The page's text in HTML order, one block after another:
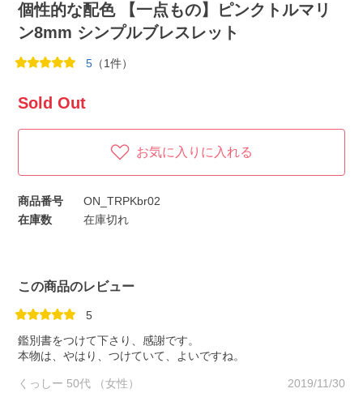
個性的な配色 【一点もの】ピンクトルマリ
ン8mm シンプルブレスレット
5 （1件）
Sold Out
お気に入りに入れる
商品番号
ON_TRPKbr02
在庫数
在庫切れ
この商品のレビュー
5
鑑別書をつけて下さり、感謝です。
本物は、やはり、つけていて、よいですね。
くっしー 50代 （女性） 2019/11/30